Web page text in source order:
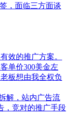
，面临三方面谈
效的推广方案。
单价300美金左
板想由我全权负
解，站内广告流
，竞对的推广手段